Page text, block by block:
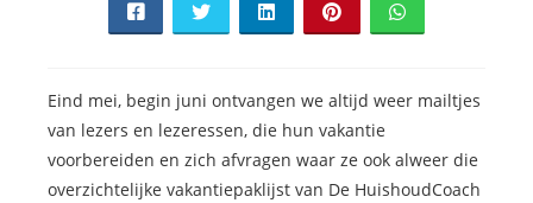
Eind mei, begin juni ontvangen we altijd weer mailtjes
van lezers en lezeressen, die hun vakantie
voorbereiden en zich afvragen waar ze ook alweer die
overzichtelijke vakantiepaklijst van De HuishoudCoach